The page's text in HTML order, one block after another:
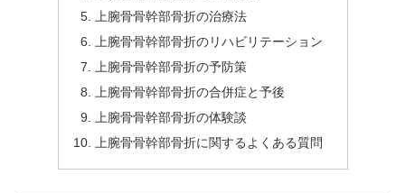
上腕骨骨幹部骨折の治療法
上腕骨骨幹部骨折のリハビリテーション
上腕骨骨幹部骨折の予防策
上腕骨骨幹部骨折の合併症と予後
上腕骨骨幹部骨折の体験談
上腕骨骨幹部骨折に関するよくある質問